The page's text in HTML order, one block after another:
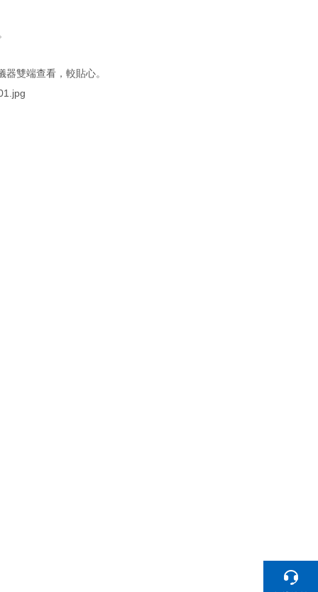
雙端查看，較貼心。